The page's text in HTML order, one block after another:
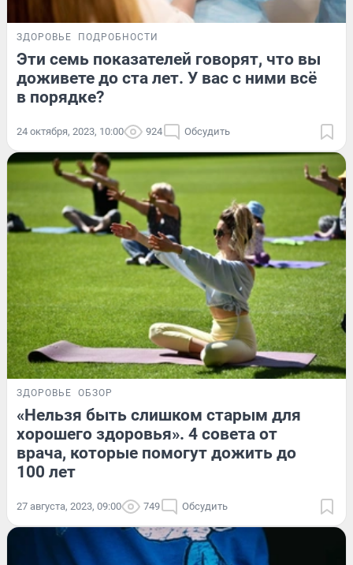
ЗДОРОВЬЕ ПОДРОБНОСТИ
Эти семь показателей говорят, что вы
доживете до ста лет. У вас с ними всё
в порядке?
24 октября, 2023, 10:00 924 Обсудить
ЗДОРОВЬЕ ОБЗОР
«Нельзя быть слишком старым для
хорошего здоровья». 4 совета от
врача, которые помогут дожить до
100 лет
27 августа, 2023, 09:00 749 Обсудить